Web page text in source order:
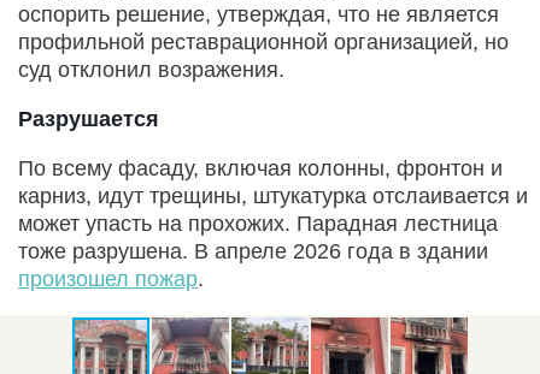
оспорить решение, утверждая, что не является
профильной реставрационной организацией, но
суд отклонил возражения.
Разрушается
По всему фасаду, включая колонны, фронтон и
карниз, идут трещины, штукатурка отслаивается и
может упасть на прохожих. Парадная лестница
тоже разрушена. В апреле 2026 года в здании
произошел пожар.